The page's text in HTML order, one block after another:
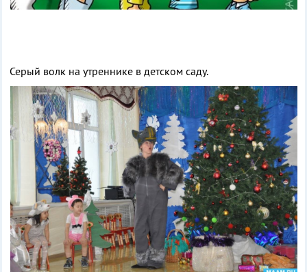
Серый волк на утреннике в детском саду.